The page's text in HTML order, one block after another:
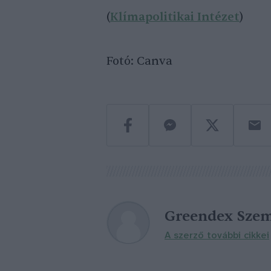
(Klímapolitikai Intézet)
Fotó: Canva
Greendex
A szerző további cikkei